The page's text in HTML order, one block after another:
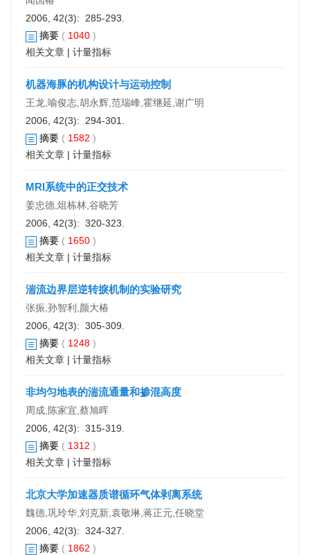
2006, 42(3): 285-293.
摘要 ( 1040 )
相关文章 | 计量指标
机器海豚的机构设计与运动控制
王龙,喻俊志,胡永辉,范瑞峰,霍继延,谢广明
2006, 42(3): 294-301.
摘要 ( 1582 )
相关文章 | 计量指标
MRI系统中的正交技术
姜忠德,俎栋林,谷晓芳
2006, 42(3): 320-323.
摘要 ( 1650 )
相关文章 | 计量指标
湍流边界层逆转捩机制的实验研究
张振,孙智利,颜大椿
2006, 42(3): 305-309.
摘要 ( 1248 )
相关文章 | 计量指标
非均匀地表的湍流通量和掺混高度
周成,陈家宜,蔡旭晖
2006, 42(3): 315-319.
摘要 ( 1312 )
相关文章 | 计量指标
北京大学加速器质谱循环气体剥离系统
魏德,巩玲华,刘克新,袁敬琳,蒋正元,任晓堂
2006, 42(3): 324-327.
摘要 ( 1862 )